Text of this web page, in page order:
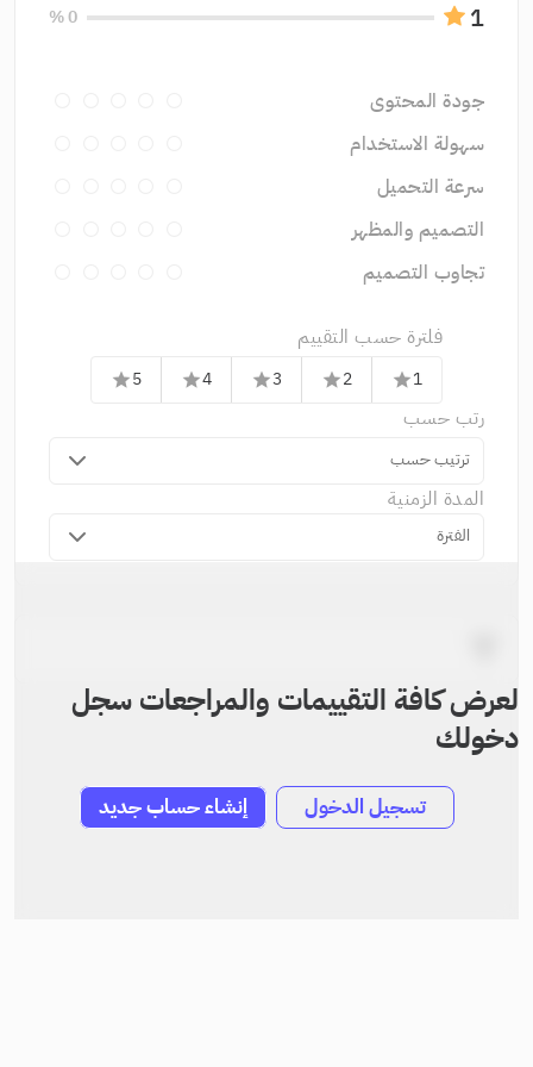
1
0 %
جودة المحتوى
سهولة الاستخدام
سرعة التحميل
التصميم والمظهر
تجاوب التصميم
فلترة حسب التقييم
1
star
2
star
3
star
4
star
5
star
رتب حسب
ترتيب حسب
المدة الزمنية
الفترة
لعرض كافة التقييمات والمراجعات سجل
دخولك
تسجيل الدخول إنشاء حساب جديد